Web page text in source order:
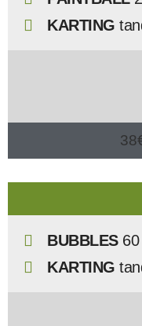
KARTING
BUBBLES60
KARTING